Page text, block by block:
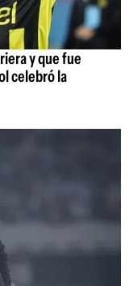
y que fue
celebró la